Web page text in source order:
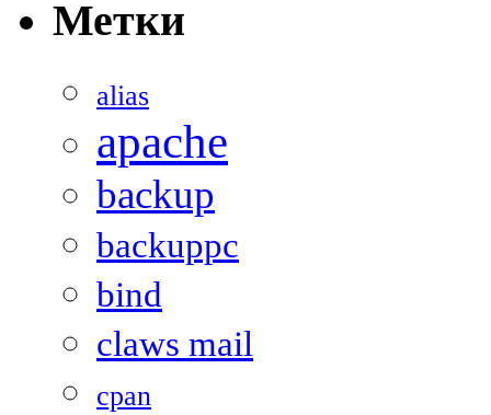
Метки
alias
apache
backup
backuppc
bind
claws mail
cpan